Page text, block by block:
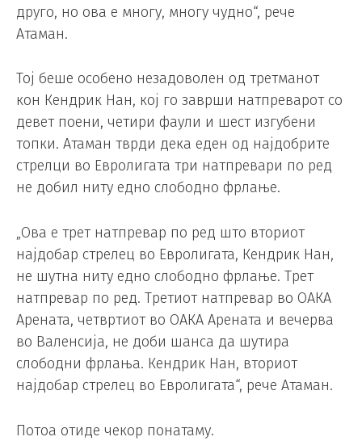
друго, но ова е многу, многу чудно“, рече
Атаман.
Тој беше особено незадоволен од третманот
кон Кендрик Нан, кој го заврши натпреварот со
девет поени, четири фаули и шест изгубени
топки. Атаман тврди дека еден од најдобрите
стрелци во Евролигата три натпревари по ред
не добил ниту едно слободно фрлање.
„Ова е трет натпревар по ред што вториот
најдобар стрелец во Евролигата, Кендрик Нан,
не шутна ниту едно слободно фрлање. Трет
натпревар по ред. Третиот натпревар во ОАКА
Арената, четвртиот во ОАКА Арената и вечерва
во Валенсија, не доби шанса да шутира
слободни фрлања. Кендрик Нан, вториот
најдобар стрелец во Евролигата“, рече Атаман.
Потоа отиде чекор понатаму.